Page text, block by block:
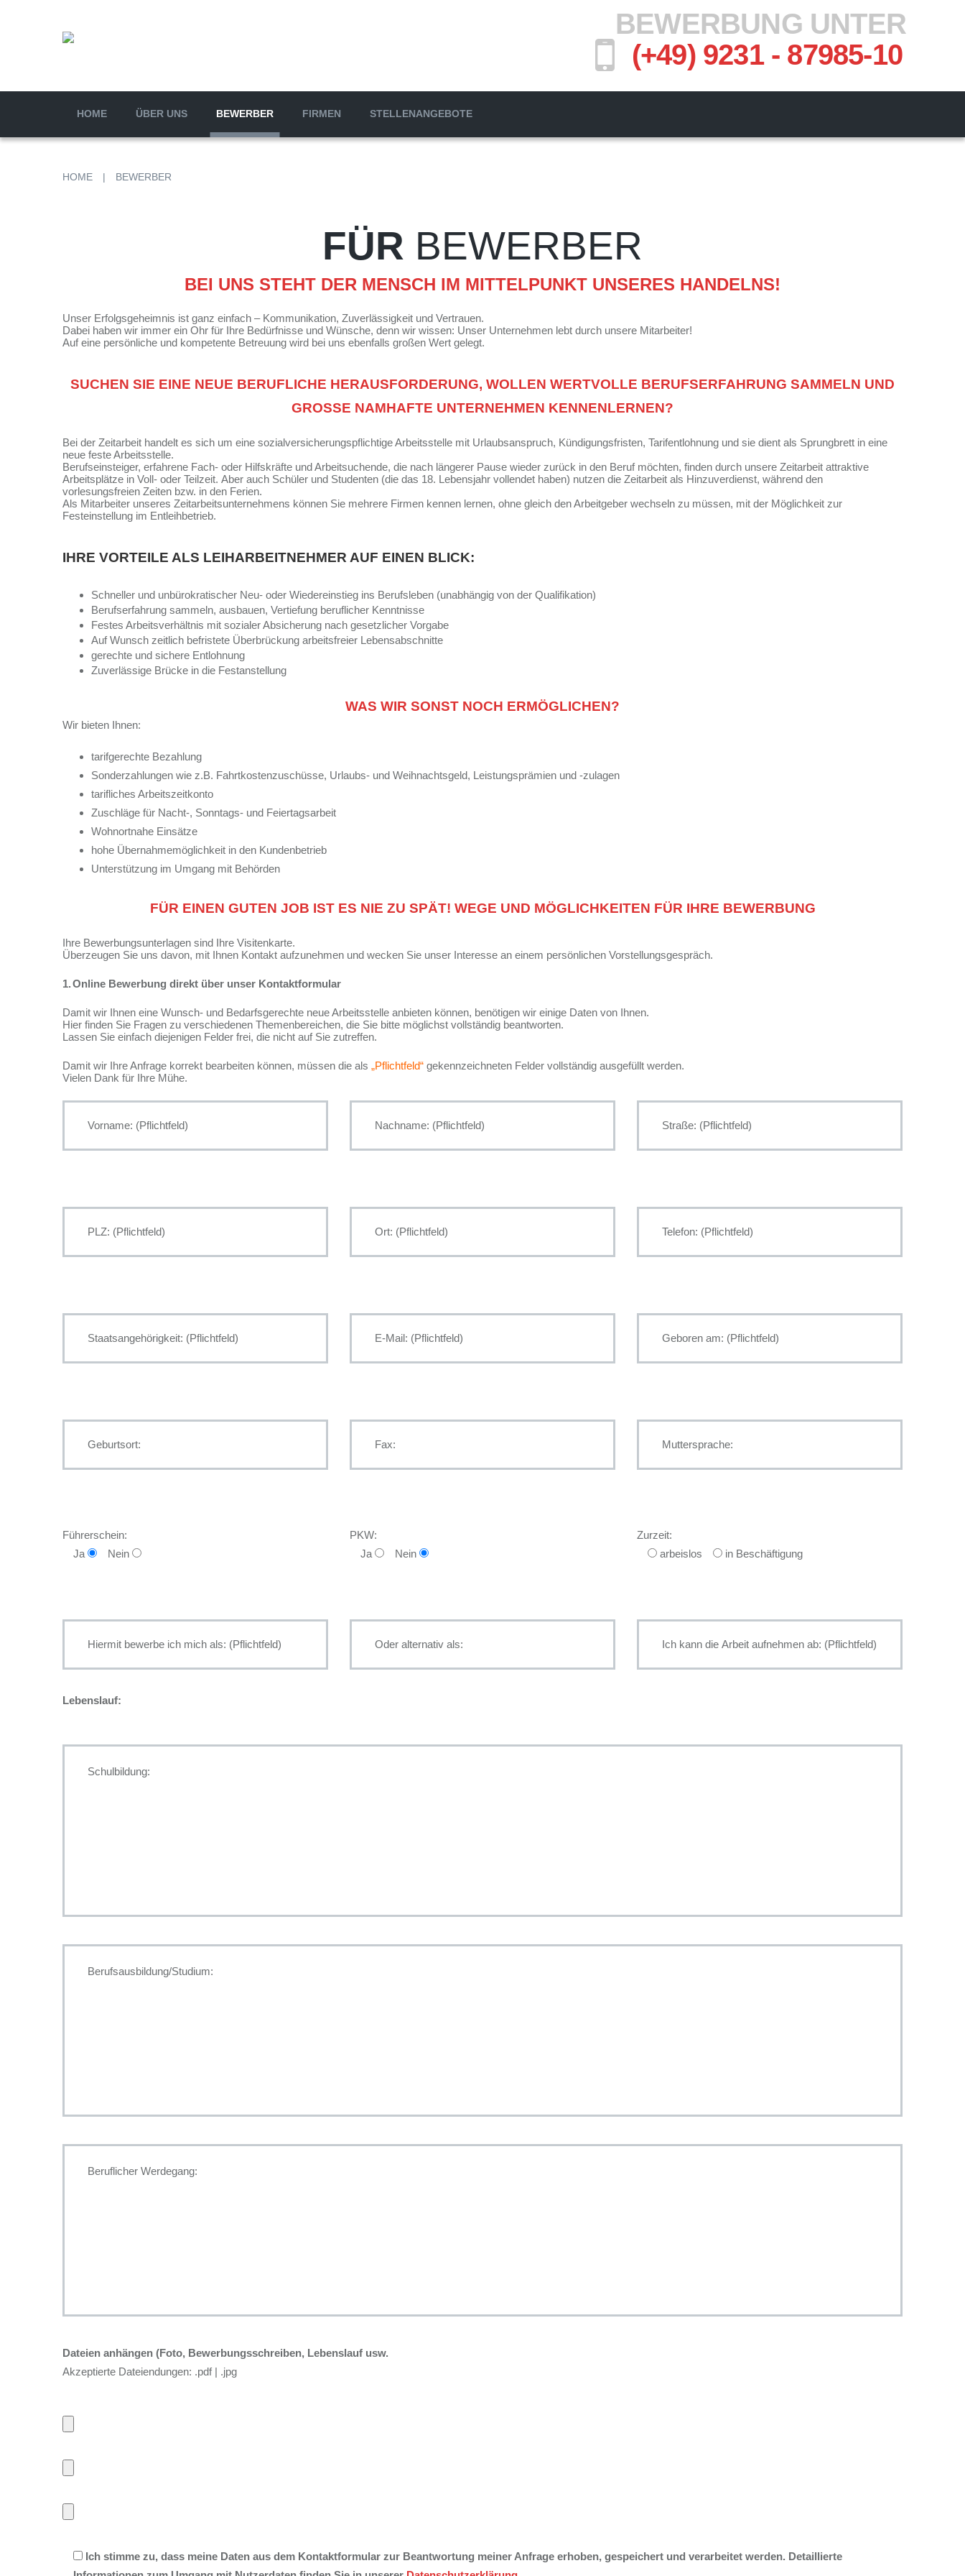
BEWERBUNG UNTER
(+49) 9231 - 87985-10
HOME ÜBER UNS BEWERBER FIRMEN STELLENANGEBOTE
HOME | BEWERBER
FÜR BEWERBER
BEI UNS STEHT DER MENSCH IM MITTELPUNKT UNSERES HANDELNS!
Unser Erfolgsgeheimnis ist ganz einfach – Kommunikation, Zuverlässigkeit und Vertrauen.
Dabei haben wir immer ein Ohr für Ihre Bedürfnisse und Wünsche, denn wir wissen: Unser Unternehmen lebt durch unsere Mitarbeiter!
Auf eine persönliche und kompetente Betreuung wird bei uns ebenfalls großen Wert gelegt.
SUCHEN SIE EINE NEUE BERUFLICHE HERAUSFORDERUNG, WOLLEN WERTVOLLE BERUFSERFAHRUNG SAMMELN UND
GROSSE NAMHAFTE UNTERNEHMEN KENNENLERNEN?
Bei der Zeitarbeit handelt es sich um eine sozialversicherungspflichtige Arbeitsstelle mit Urlaubsanspruch, Kündigungsfristen, Tarifentlohnung und sie dient als Sprungbrett in eine
neue feste Arbeitsstelle.
Berufseinsteiger, erfahrene Fach- oder Hilfskräfte und Arbeitsuchende, die nach längerer Pause wieder zurück in den Beruf möchten, finden durch unsere Zeitarbeit attraktive
Arbeitsplätze in Voll- oder Teilzeit. Aber auch Schüler und Studenten (die das 18. Lebensjahr vollendet haben) nutzen die Zeitarbeit als Hinzuverdienst, während den
vorlesungsfreien Zeiten bzw. in den Ferien.
Als Mitarbeiter unseres Zeitarbeitsunternehmens können Sie mehrere Firmen kennen lernen, ohne gleich den Arbeitgeber wechseln zu müssen, mit der Möglichkeit zur
Festeinstellung im Entleihbetrieb.
IHRE VORTEILE ALS LEIHARBEITNEHMER AUF EINEN BLICK:
Schneller und unbürokratischer Neu- oder Wiedereinstieg ins Berufsleben (unabhängig von der Qualifikation)
Berufserfahrung sammeln, ausbauen, Vertiefung beruflicher Kenntnisse
Festes Arbeitsverhältnis mit sozialer Absicherung nach gesetzlicher Vorgabe
Auf Wunsch zeitlich befristete Überbrückung arbeitsfreier Lebensabschnitte
gerechte und sichere Entlohnung
Zuverlässige Brücke in die Festanstellung
WAS WIR SONST NOCH ERMÖGLICHEN?
Wir bieten Ihnen:
tarifgerechte Bezahlung
Sonderzahlungen wie z.B. Fahrtkostenzuschüsse, Urlaubs- und Weihnachtsgeld, Leistungsprämien und -zulagen
tarifliches Arbeitszeitkonto
Zuschläge für Nacht-, Sonntags- und Feiertagsarbeit
Wohnortnahe Einsätze
hohe Übernahmemöglichkeit in den Kundenbetrieb
Unterstützung im Umgang mit Behörden
FÜR EINEN GUTEN JOB IST ES NIE ZU SPÄT! WEGE UND MÖGLICHKEITEN FÜR IHRE BEWERBUNG
Ihre Bewerbungsunterlagen sind Ihre Visitenkarte.
Überzeugen Sie uns davon, mit Ihnen Kontakt aufzunehmen und wecken Sie unser Interesse an einem persönlichen Vorstellungsgespräch.
1.Online Bewerbung direkt über unser Kontaktformular
Damit wir Ihnen eine Wunsch- und Bedarfsgerechte neue Arbeitsstelle anbieten können, benötigen wir einige Daten von Ihnen.
Hier finden Sie Fragen zu verschiedenen Themenbereichen, die Sie bitte möglichst vollständig beantworten.
Lassen Sie einfach diejenigen Felder frei, die nicht auf Sie zutreffen.
Damit wir Ihre Anfrage korrekt bearbeiten können, müssen die als „Pflichtfeld“ gekennzeichneten Felder vollständig ausgefüllt werden.
Vielen Dank für Ihre Mühe.
Führerschein:
Ja
Nein
PKW:
Ja
Nein
Zurzeit:
arbeislos
in Beschäftigung
Lebenslauf:
Dateien anhängen (Foto, Bewerbungsschreiben, Lebenslauf usw.
Akzeptierte Dateiendungen: .pdf | .jpg
Ich stimme zu, dass meine Daten aus dem Kontaktformular zur Beantwortung meiner Anfrage erhoben, gespeichert und verarbeitet werden. Detaillierte